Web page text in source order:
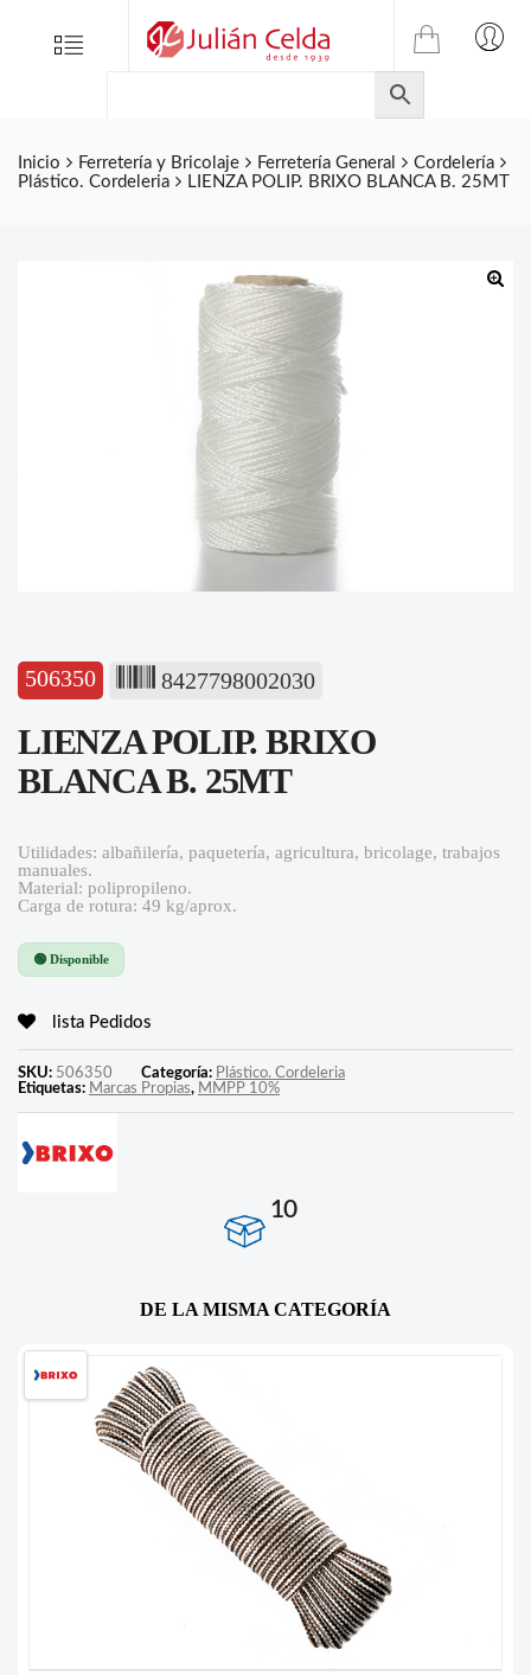
Menu
TIENDA
ONLINE
DE
JULIAN
CELDA
S.L.
Inicio Ferretería y Bricolaje Ferretería General
Cordelería
Plástico. Cordeleria
LIENZA POLIP. BRIXO BLANCA B. 25MT
506350 8427798002030
LIENZA POLIP. BRIXO
BLANCA B. 25MT
Utilidades: albañilería, paquetería, agricultura, bricolage, trabajos
manuales.
Material: polipropileno.
Carga de rotura: 49 kg/aprox.
🟢 Disponible
lista Pedidos
SKU: 506350 Categoría: Plástico. Cordeleria
Etiquetas: Marcas Propias, MMPP 10%
10
DE LA MISMA CATEGORÍA
Folletos
Contacto